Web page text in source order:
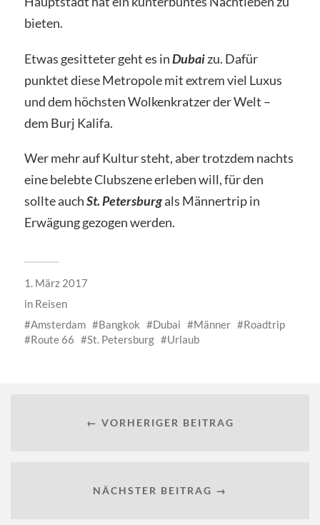
bieten.
Etwas gesitteter geht es inDubaizu. Dafür
punktet diese Metropole mit extrem viel Luxus
und dem höchsten Wolkenkratzer der Welt –
dem Burj Kalifa.
Wer mehr auf Kultur steht, aber trotzdem nachts
eine belebte Clubszene erleben will, für den
sollte auchSt. Petersburgals Männertrip in
Erwägung gezogen werden.
1. März 2017
in Reisen
Amsterdam
Bangkok Dubai Männer
Roadtrip
Route 66
St. Petersburg Urlaub
← VORHERIGER BEITRAG
NÄCHSTER BEITRAG →